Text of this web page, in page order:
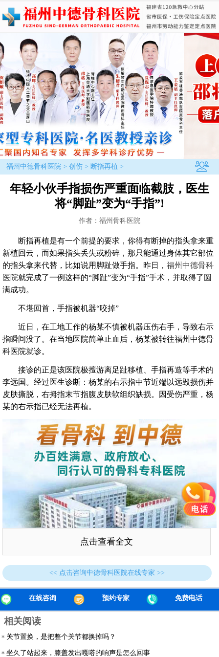
福州中德骨科医院> 创伤> 断指再植 >
年轻小伙手指损伤严重面临截肢，医生
将“脚趾”变为“手指”!
作者：福州骨科医院
断指再植是有一个前提的要求，你得有断掉的指头拿来重
新植回云，而如果指头丢失或粉碎，那只能通过身体其它部位
的指头拿来代替，比如说用脚趾做手指。昨日， 福州中德骨科
医院就完成了一例这样的“脚趾”变为“手指”手术，并取得了圆
满成功。
不堪回首，手指被机器“咬掉”
近日，在工地工作的杨某不慎被机器压伤右手，导致右示
指瞬间没了。在当地医院简单止血后，杨某被转往福州中德骨
科医院就诊。
接诊的正是该医院极擅游离足趾移植、手指再造等手术的
李远国。经过医生诊断：杨某的右示指中节近端以远毁损伤并
皮肤撕脱，右拇指末节指腹皮肤软组织缺损。因受伤严重，杨
某的右示指已经无法再植。
手术前
不可思议，医生妙手将脚趾变手指
在与杨某及其家属进行多次沟通后，创伤科主任决定为杨
点击查看全文
<< 点击咨询中德骨科医院在线专家 >>
在线咨询 预约专家 免费电话
相关阅读
关节置换，是把整个关节都换掉吗？
坐久了站起来，膝盖发出嘎嗒的响声是怎么回事